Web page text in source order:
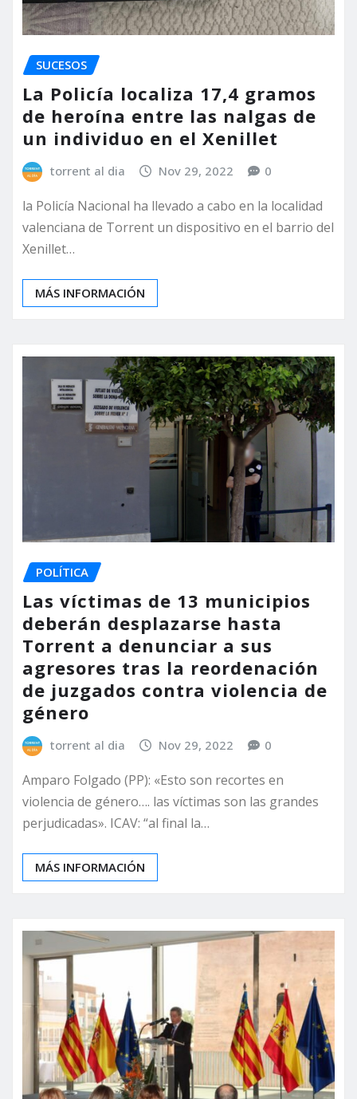
SUCESOS
La Policía localiza 17,4 gramos
de heroína entre las nalgas de
un individuo en el Xenillet
torrent al dia Nov 29, 2022 0
la Policía Nacional ha llevado a cabo en la localidad
valenciana de Torrent un dispositivo en el barrio del
Xenillet…
MÁS INFORMACIÓN
POLÍTICA
Las víctimas de 13 municipios
deberán desplazarse hasta
Torrent a denunciar a sus
agresores tras la reordenación
de juzgados contra violencia de
género
torrent al dia Nov 29, 2022 0
Amparo Folgado (PP): «Esto son recortes en
violencia de género…. las víctimas son las grandes
perjudicadas». ICAV: “al final la…
MÁS INFORMACIÓN